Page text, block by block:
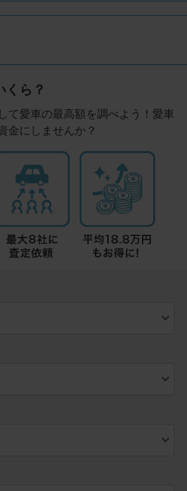
くら？
て愛車の最高額を調べよう！愛車
金にしませんか？